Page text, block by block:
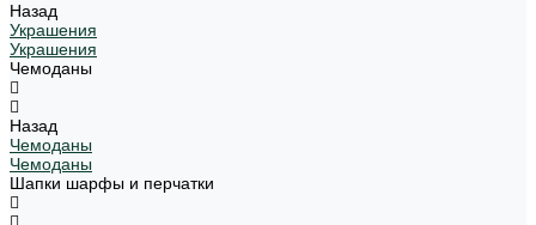
Назад
Украшения
Украшения
Чемоданы
Назад
Чемоданы
Чемоданы
Шапки шарфы и перчатки